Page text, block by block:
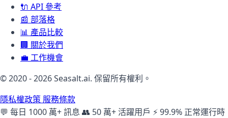
🔌 API 參考
📰 部落格
📊 產品比較
🏢 關於我們
💼 工作機會
© 2020 - 2026 Seasalt.ai. 保留所有權利。
隱私權政策 服務條款
💬 每日 1000 萬+ 訊息 👥 50 萬+ 活躍用戶 ⚡99.9% 正常運行時